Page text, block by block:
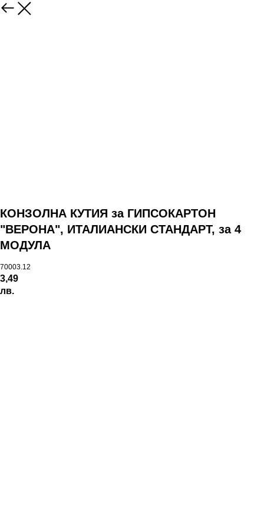
КОНЗОЛНА КУТИЯ за ГИПСОКАРТОН
"ВЕРОНА", ИТАЛИАНСКИ СТАНДАРТ, за 4
МОДУЛА
70003.12
3,49
лв.